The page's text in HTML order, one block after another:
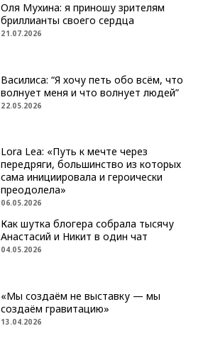
Оля Мухина: я приношу зрителям
бриллианты своего сердца
21.07.2026
Василиса: “Я хочу петь обо всём, что
волнует меня и что волнует людей”
22.05.2026
Lora Lea: «Путь к мечте через
передряги, большинство из которых
сама инициировала и героически
преодолела»
06.05.2026
Как шутка блогера собрала тысячу
Анастасий и Никит в один чат
04.05.2026
«Мы создаём не выставку — мы
создаём гравитацию»
13.04.2026